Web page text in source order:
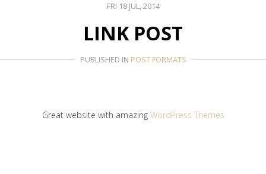
FRI 18 JUL, 2014
LINK POST
PUBLISHED IN POST FORMATS
Great website with amazing WordPress Themes